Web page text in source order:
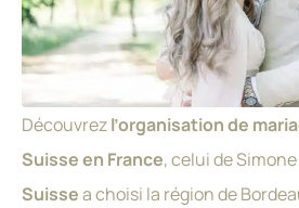
Découvrezl’organisation de
Suisse en France, celui de
Suissea choisi la région de